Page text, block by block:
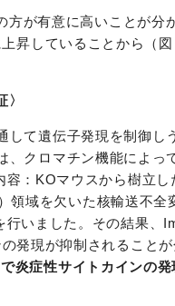
が有意に高いことが分
昇していることから（図
て遺伝子発現を制御し
クロマチン機能によっ
：KOマウスから樹立
域を欠いた核輸送不全
いました。その結果、
発現が抑制されること
炎症性サイトカインの発